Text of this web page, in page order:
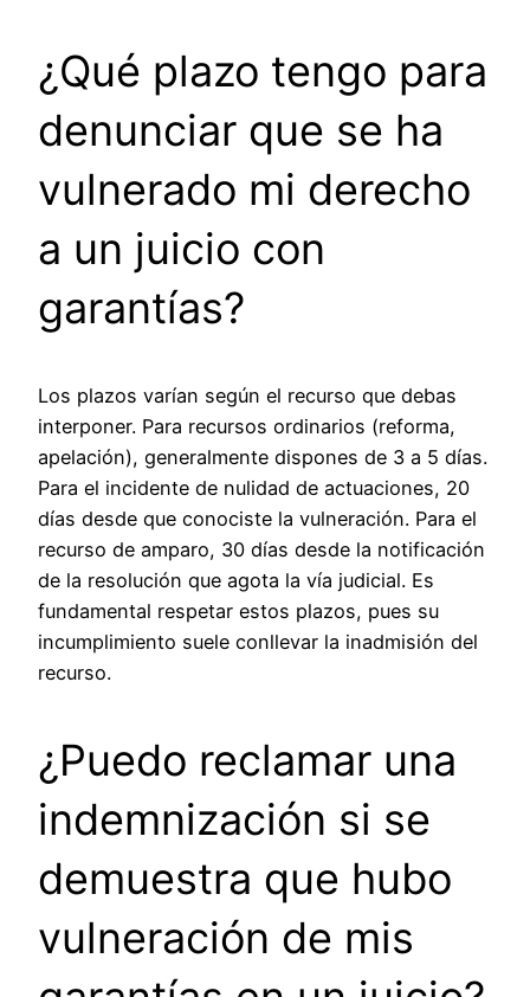
¿Qué plazo tengo para
denunciar que se ha
vulnerado mi derecho
a un juicio con
garantías?
Los plazos varían según el recurso que debas
interponer. Para recursos ordinarios (reforma,
apelación), generalmente dispones de 3 a 5 días.
Para el incidente de nulidad de actuaciones, 20
días desde que conociste la vulneración. Para el
recurso de amparo, 30 días desde la notificación
de la resolución que agota la vía judicial. Es
fundamental respetar estos plazos, pues su
incumplimiento suele conllevar la inadmisión del
recurso.
¿Puedo reclamar una
indemnización si se
demuestra que hubo
vulneración de mis